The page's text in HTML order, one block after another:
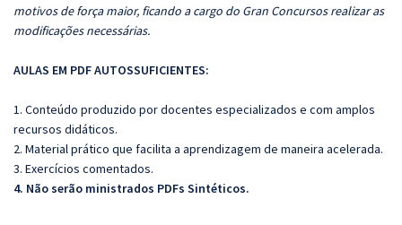
motivos de força maior, ficando a cargo do Gran Concursos realizar as
modificações necessárias.
AULAS EM PDF AUTOSSUFICIENTES:
1. Conteúdo produzido por docentes especializados e com amplos
recursos didáticos.
2. Material prático que facilita a aprendizagem de maneira acelerada.
3. Exercícios comentados.
4. Não serão ministrados PDFs Sintéticos.